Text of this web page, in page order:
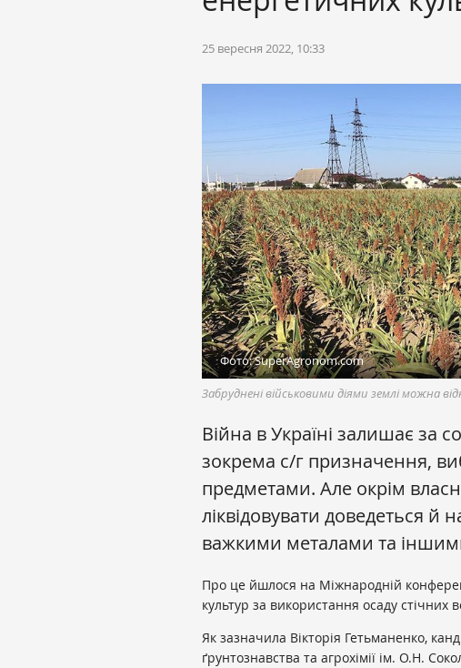
25 вересня 2022, 10:33
Фото: SuperAgronom.com
Забруднені військовими діями землі можна
Війна в Україні залишає за
зокрема с/г призначення,
предметами. Але окрім
ліквідовувати доведеться й
важкими металами та
Про це йшлося на Міжнародній
культур за використання осаду стічних
Як зазначила Вікторія Гетьманенко,
ґрунтознавства та агрохімії ім. О.Н.